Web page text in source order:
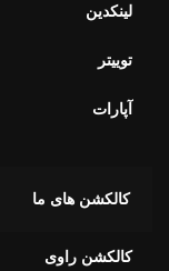
لینکدین
توییتر
آپارات
کالکشن های ما
کالکشن راوی